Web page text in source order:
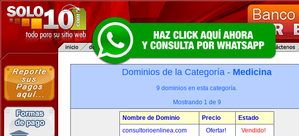
Dominios de la Categoría - Medicina
9 dominios en esta categoría.
Mostrando 1 de 9
Nombre de Dominio Precio
Estado
consultorioenlinea.com
Ofertar!
Vendido!